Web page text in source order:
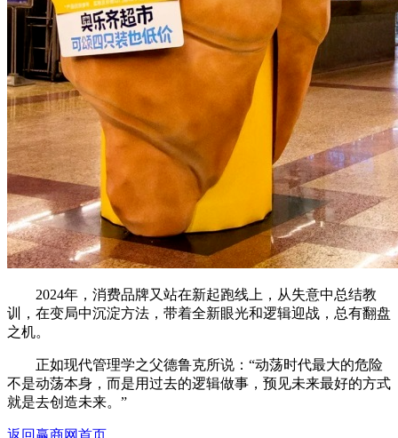
2024年，消费品牌又站在新起跑线上，从失意中总结教
训，在变局中沉淀方法，带着全新眼光和逻辑迎战，总有翻盘
之机。
正如现代管理学之父德鲁克所说：“动荡时代最大的危险
不是动荡本身，而是用过去的逻辑做事，预见未来最好的方式
就是去创造未来。”
返回赢商网首页